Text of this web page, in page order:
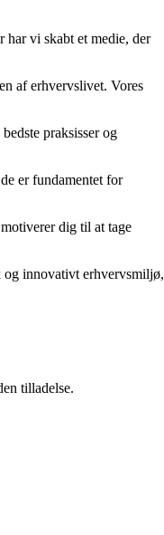
har vi skabt et medie, der
af erhvervslivet. Vores
praksisser og
er fundamentet for
dig til at tage
og innovativt erhvervsmiljø,
tilladelse.